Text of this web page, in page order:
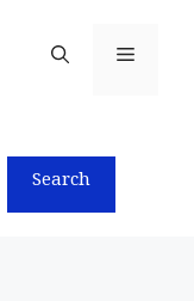
Menu
Search